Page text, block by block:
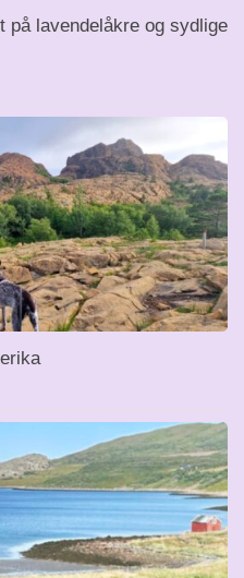
lavendelåkre og sydlige